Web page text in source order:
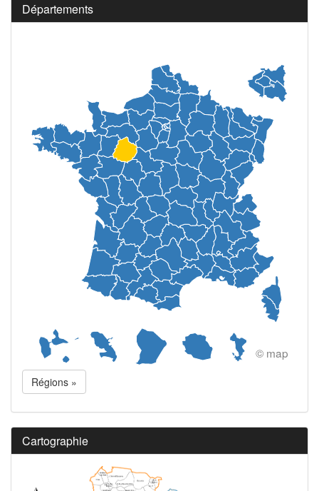
Départements
© map
Régions »
Cartographie